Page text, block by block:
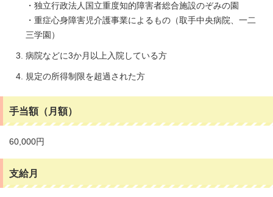
・独立行政法人国立重度知的障害者総合施設のぞみの園
・重症心身障害児介護事業によるもの（取手中央病院、一二
三学園）
病院などに3か月以上入院している方
規定の所得制限を超過された方
手当額（月額）
60,000円
支給月